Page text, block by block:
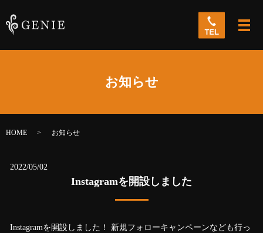
メ
お知らせ
HOME お知らせ
2022/05/02
Instagramを開設しました
Instagramを開設しました！ 新規フォローキャンペーンなども行っ